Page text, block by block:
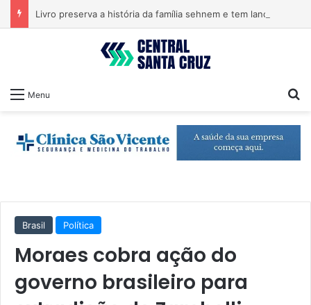
Menu
Brasil Política
Moraes cobra ação do
governo brasileiro para